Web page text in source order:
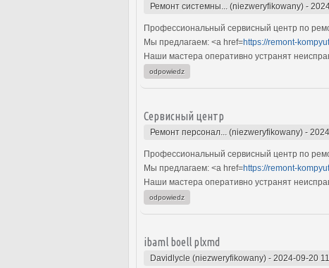
Ремонт системны... (niezweryfikowany) -
Профессиональный сервисный центр по
Мы предлагаем: <a href=https://remont-
Наши мастера оперативно устранят
odpowiedz
Сервисный центр
Ремонт персонал... (niezweryfikowany) -
Профессиональный сервисный центр по
Мы предлагаем: <a href=https://remont-
Наши мастера оперативно устранят
odpowiedz
ibaml boell plxmd
Davidlycle (niezweryfikowany) - 2024-09-20